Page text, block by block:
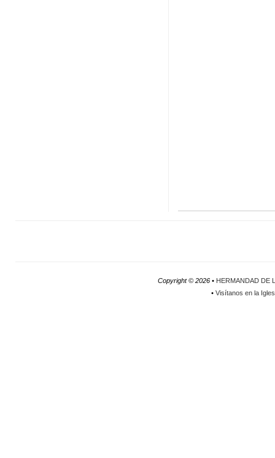
Copyright ©2026 • HERMANDAD DE
•Visítanos en la